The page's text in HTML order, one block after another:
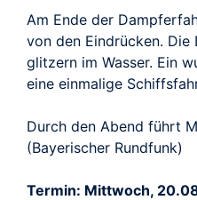
Am Ende der
von den Eindrücken. Die
glitzern im Wasser. Ein
eine einmalige
Durch den Abend führt
(Bayerischer Rundfunk)
Termin: Mittwoch,